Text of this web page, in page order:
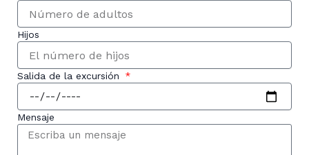
Hijos
Salida de la excursión
Mensaje